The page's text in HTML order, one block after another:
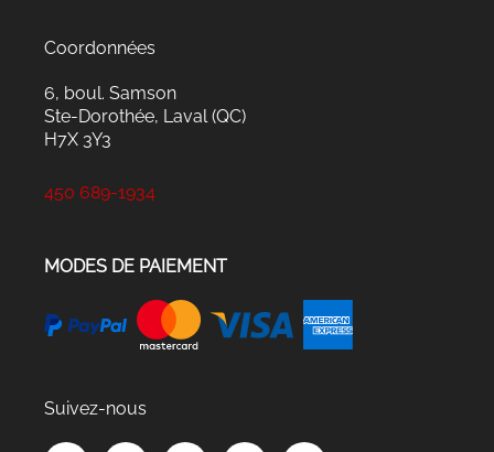
Coordonnées
6, boul. Samson
Ste-Dorothée, Laval (QC)
H7X 3Y3
450 689-1934
MODES DE PAIEMENT
Suivez-nous